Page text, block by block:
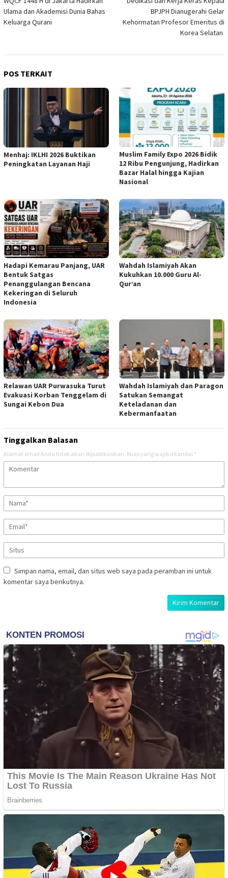
pos
Ulama dan Akademisi Dunia Bahas
Keluarga Qurani
BPJPH Dianugerahi Gelar
Kehormatan Profesor Emeritus di
Korea Selatan
POS TERKAIT
Menhaj: IKLHI 2026 Buktikan
Peningkatan Layanan Haji
Muslim Family Expo 2026 Bidik
12 Ribu Pengunjung, Hadirkan
Bazar Halal hingga Kajian
Nasional
Hadapi Kemarau Panjang, UAR
Bentuk Satgas
Penanggulangan Bencana
Kekeringan di Seluruh
Indonesia
Wahdah Islamiyah Akan
Kukuhkan 10.000 Guru Al-
Qur’an
Relawan UAR Purwasuka Turut
Evakuasi Korban Tenggelam di
Sungai Kebon Dua
Wahdah Islamiyah dan Paragon
Satukan Semangat
Keteladanan dan
Kebermanfaatan
Tinggalkan Balasan
Alamat email Anda tidak akan dipublikasikan. Ruas yang wajib ditandai *
Simpan nama, email, dan situs web saya pada peramban ini untuk
komentar saya berikutnya.